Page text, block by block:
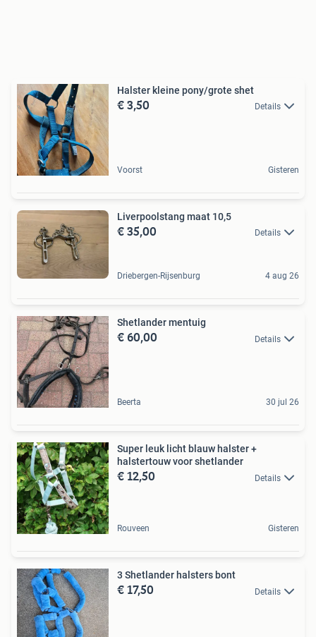
Halster kleine pony/grote shet
€ 3,50 Details
Voorst Gisteren
Liverpoolstang maat 10,5
€ 35,00 Details
Driebergen-Rijsenburg 4 aug 26
Shetlander mentuig
€ 60,00 Details
Beerta 30 jul 26
Super leuk licht blauw halster +
halstertouw voor shetlander
€ 12,50 Details
Rouveen Gisteren
3 Shetlander halsters bont
€ 17,50 Details